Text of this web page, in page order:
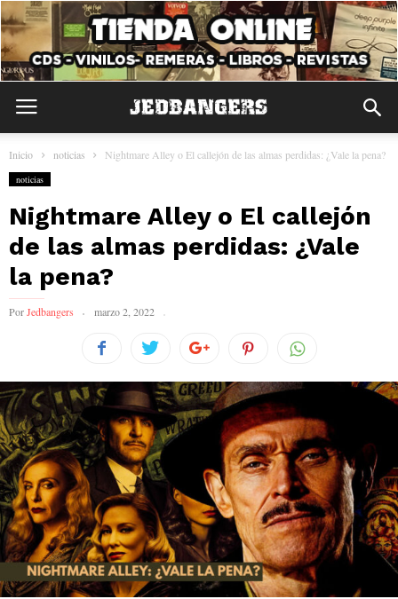
Inicio noticias Nightmare Alley o El callejón de las almas perdidas: ¿Vale la pena?
noticias
Nightmare Alley o El callejón
de las almas perdidas: ¿Vale
la pena?
PorJedbangers marzo 2, 2022